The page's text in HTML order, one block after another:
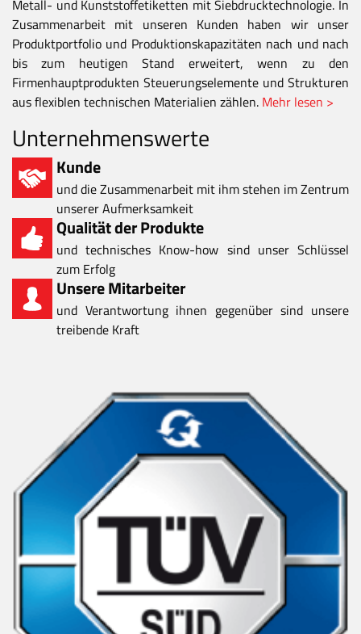
Metall- und Kunststoffetiketten mit Siebdrucktechnologie. In
Zusammenarbeit mit unseren Kunden haben wir unser
Produktportfolio und Produktionskapazitäten nach und nach
bis zum heutigen Stand erweitert, wenn zu den
Firmenhauptprodukten Steuerungselemente und Strukturen
aus flexiblen technischen Materialien zählen. Mehr lesen >
Unternehmenswerte
Kunde
und die Zusammenarbeit mit ihm stehen im Zentrum
unserer Aufmerksamkeit
Qualität der Produkte
und technisches Know-how sind unser Schlüssel
zum Erfolg
Unsere Mitarbeiter
und Verantwortung ihnen gegenüber sind unsere
treibende Kraft